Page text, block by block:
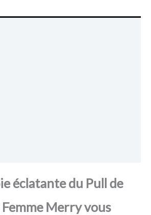
éclatante du Pull de
Merry vous